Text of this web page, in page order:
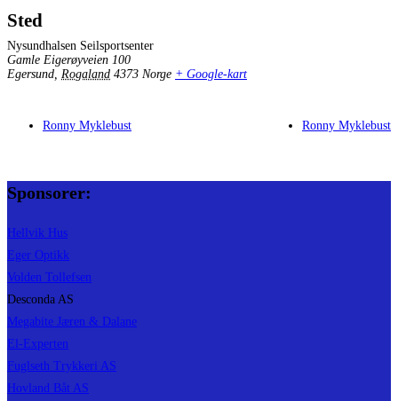
Sted
Nysundhalsen Seilsportsenter
Gamle Eigerøyveien 100
Egersund, Rogaland 4373 Norge + Google-kart
Ronny Myklebust Ronny Myklebust
Sponsorer:
Hellvik Hus
Eger Optikk
Volden Tollefsen
Desconda AS
Megabite Jæren & Dalane
El-Experten
Fuglseth Trykkeri AS
Hovland Båt AS